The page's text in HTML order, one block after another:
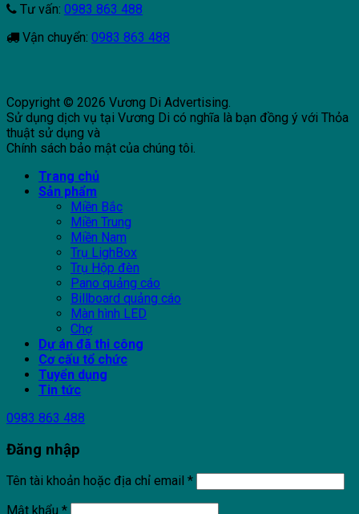
Tư vấn: 0983 863 488
Vận chuyển: 0983 863 488
Copyright © 2026 Vương Di Advertising.
Sử dụng dịch vụ tại Vương Di có nghĩa là bạn đồng ý với Thỏa
thuật sử dụng và
Chính sách bảo mật của chúng tôi.
Trang chủ
Sản phẩm
Miền Bắc
Miền Trung
Miền Nam
Trụ LighBox
Trụ Hộp đèn
Pano quảng cáo
Billboard quảng cáo
Màn hình LED
Chợ
Dự án đã thi công
Cơ cấu tổ chức
Tuyển dụng
Tin tức
0983 863 488
Đăng nhập
Tên tài khoản hoặc địa chỉ email *
Mật khẩu *